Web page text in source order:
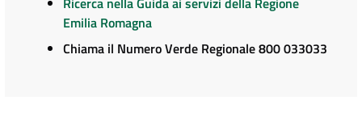
Emilia Romagna
Chiama il Numero Verde Regionale 800 033033